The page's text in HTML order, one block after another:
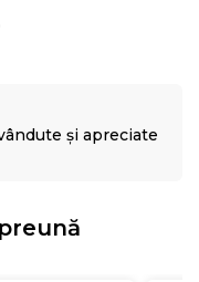
și apreciate